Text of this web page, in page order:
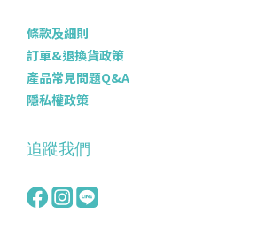
條款及細則
訂單&退換貨政策
產品常見問題Q&A
隱私權政策
追蹤我們